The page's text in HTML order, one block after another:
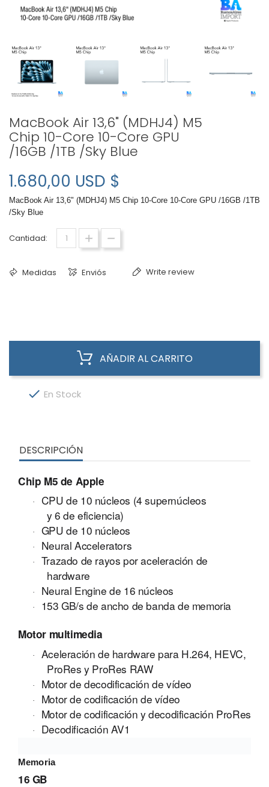
MacBook Air 13,6" (MDHJ4) M5
Chip 10-Core 10-Core GPU
/16GB /1TB /Sky Blue
1.680,00 USD $
MacBook Air 13,6" (MDHJ4) M5 Chip 10-Core 10-Core GPU /16GB /1TB
/Sky Blue
Cantidad:
Medidas Enviós Write review
AÑADIR AL CARRITO
 En Stock
DESCRIPCIÓN
Chip M5 de Apple
·
CPU de 10 núcleos (4 supernúcleos
y 6 de eficiencia)
· GPU de 10 núcleos
· Neural Accelerators
·
Trazado de rayos por aceleración de
hardware
· Neural Engine de 16 núcleos
· 153 GB/s de ancho de banda de memoria
Motor multimedia
·
Aceleración de hardware para H.264, HEVC,
ProRes y ProRes RAW
· Motor de decodificación de vídeo
· Motor de codificación de vídeo
· Motor de codificación y decodificación ProRes
· Decodificación AV1
Memoria
16 GB